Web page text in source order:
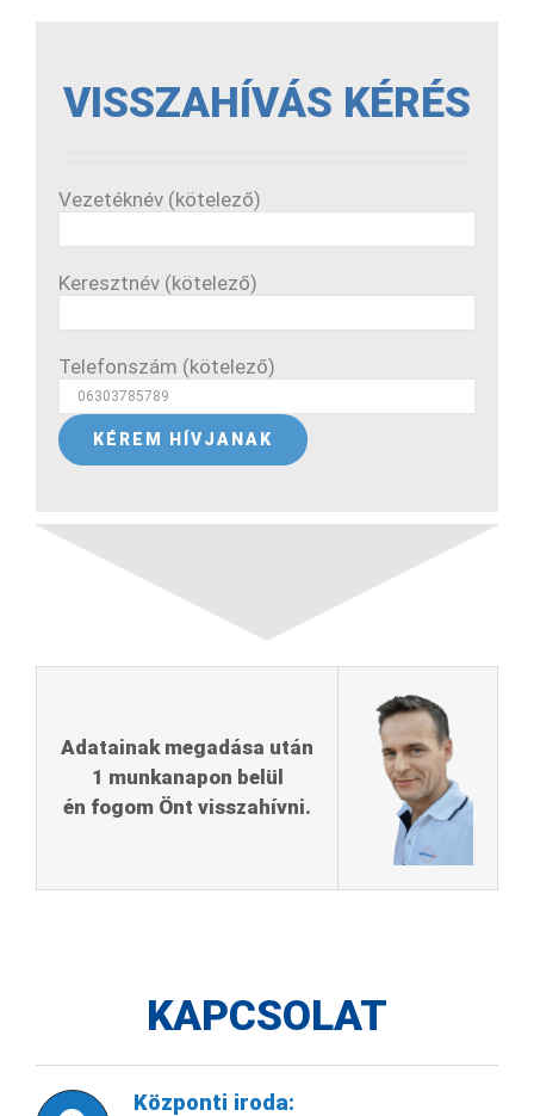
VISSZAHÍVÁS KÉRÉS
Vezetéknév (kötelező)
Keresztnév (kötelező)
Telefonszám (kötelező)
Adatainak megadása után
1 munkanapon belül
én fogom Önt visszahívni.
KAPCSOLAT
Központi iroda: